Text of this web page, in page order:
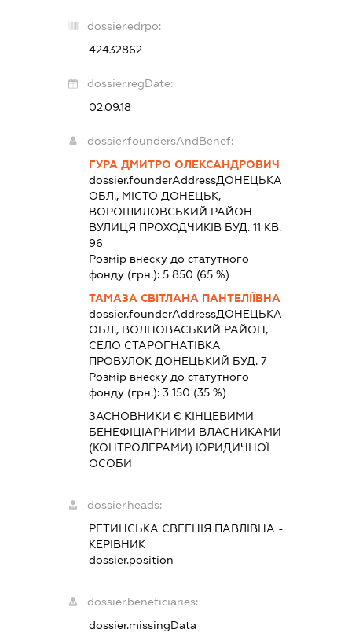
dossier.edrpo:
42432862
dossier.regDate:
02.09.18
dossier.foundersAndBenef:
ГУРА ДМИТРО ОЛЕКСАНДРОВИЧ
dossier.founderAddressДОНЕЦЬКА
ОБЛ., МІСТО ДОНЕЦЬК,
ВОРОШИЛОВСЬКИЙ РАЙОН
ВУЛИЦЯ ПРОХОДЧИКІВ БУД. 11 КВ.
96
Розмір внеску до статутного
фонду (грн.): 5 850 (65 %)
ТАМАЗА СВІТЛАНА ПАНТЕЛІЇВНА
dossier.founderAddressДОНЕЦЬКА
ОБЛ., ВОЛНОВАСЬКИЙ РАЙОН,
СЕЛО СТАРОГНАТІВКА
ПРОВУЛОК ДОНЕЦЬКИЙ БУД. 7
Розмір внеску до статутного
фонду (грн.): 3 150 (35 %)
ЗАСНОВНИКИ Є КІНЦЕВИМИ
БЕНЕФІЦІАРНИМИ ВЛАСНИКАМИ
(КОНТРОЛЕРАМИ) ЮРИДИЧНОЇ
ОСОБИ
dossier.heads:
РЕТИНСЬКА ЄВГЕНІЯ ПАВЛІВНА -
КЕРІВНИК
dossier.position -
dossier.beneficiaries:
dossier.missingData